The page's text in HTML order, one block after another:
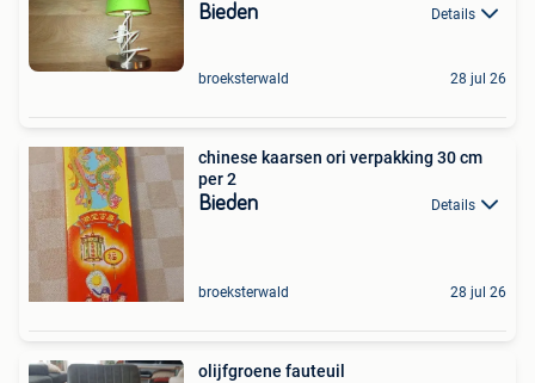
Bieden Details
broeksterwald 28 jul 26
chinese kaarsen ori verpakking 30 cm
per 2
Bieden Details
broeksterwald 28 jul 26
olijfgroene fauteuil